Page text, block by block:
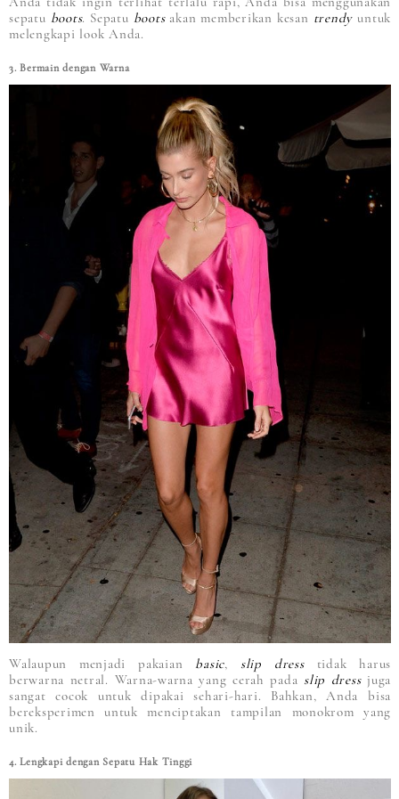
sepatu boots. Sepatu bootsakan memberikan kesan trendy untuk
melengkapi look Anda.
3. Bermain dengan Warna
Walaupun menjadi pakaianbasic, slip dresstidak harus
berwarna netral. Warna-warna yang cerah pada slip dressjuga
sangat cocok untuk dipakai sehari-hari. Bahkan, Anda bisa
bereksperimen untuk menciptakan tampilan monokrom yang
unik.
4. Lengkapi dengan Sepatu Hak Tinggi